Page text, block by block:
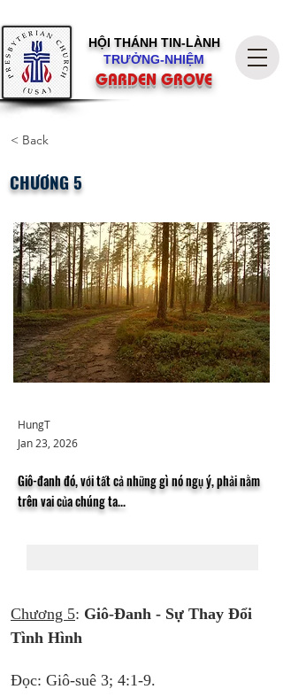
HỘI THÁNH TIN-LÀNH
TRƯỞNG-NHIỆM
GARDEN GROVE
< Back
CHƯƠNG 5
HungT
Jan 23, 2026
Giô-đanh đó, với tất cả những gì nó ngụ ý, phải nằm
trên vai của chúng ta...
Chương 5: Giô-Đanh - Sự Thay Đổi
Tình Hình
Đọc: Giô-suê 3; 4:1-9.